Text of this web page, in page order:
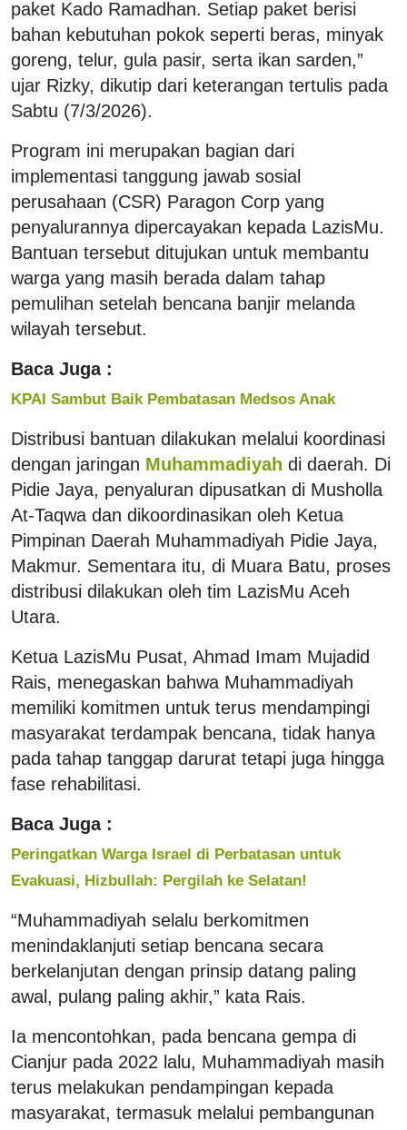
paket Kado Ramadhan. Setiap paket berisi
bahan kebutuhan pokok seperti beras, minyak
goreng, telur, gula pasir, serta ikan sarden,”
ujar Rizky, dikutip dari keterangan tertulis pada
Sabtu (7/3/2026).
Program ini merupakan bagian dari
implementasi tanggung jawab sosial
perusahaan (CSR) Paragon Corp yang
penyalurannya dipercayakan kepada LazisMu.
Bantuan tersebut ditujukan untuk membantu
warga yang masih berada dalam tahap
pemulihan setelah bencana banjir melanda
wilayah tersebut.
Baca Juga :
KPAI Sambut Baik Pembatasan Medsos Anak
Distribusi bantuan dilakukan melalui koordinasi
dengan jaringan Muhammadiyah di daerah. Di
Pidie Jaya, penyaluran dipusatkan di Musholla
At-Taqwa dan dikoordinasikan oleh Ketua
Pimpinan Daerah Muhammadiyah Pidie Jaya,
Makmur. Sementara itu, di Muara Batu, proses
distribusi dilakukan oleh tim LazisMu Aceh
Utara.
Ketua LazisMu Pusat, Ahmad Imam Mujadid
Rais, menegaskan bahwa Muhammadiyah
memiliki komitmen untuk terus mendampingi
masyarakat terdampak bencana, tidak hanya
pada tahap tanggap darurat tetapi juga hingga
fase rehabilitasi.
Baca Juga :
Peringatkan Warga Israel di Perbatasan untuk
Evakuasi, Hizbullah: Pergilah ke Selatan!
“Muhammadiyah selalu berkomitmen
menindaklanjuti setiap bencana secara
berkelanjutan dengan prinsip datang paling
awal, pulang paling akhir,” kata Rais.
Ia mencontohkan, pada bencana gempa di
Cianjur pada 2022 lalu, Muhammadiyah masih
terus melakukan pendampingan kepada
masyarakat, termasuk melalui pembangunan